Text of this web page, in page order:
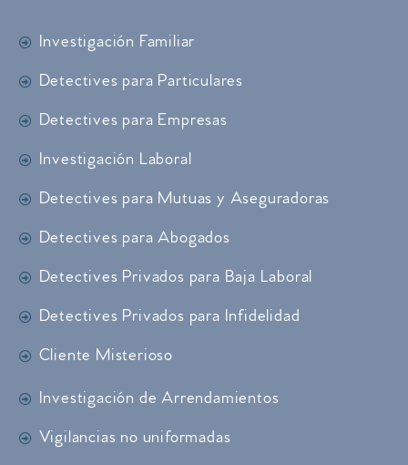
Investigación Familiar
Detectives para Particulares
Detectives para Empresas
Investigación Laboral
Detectives para Mutuas y Aseguradoras
Detectives para Abogados
Detectives Privados para Baja Laboral
Detectives Privados para Infidelidad
Cliente Misterioso
Investigación de Arrendamientos
Vigilancias no uniformadas